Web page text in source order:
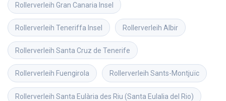
Rollerverleih Gran Canaria Insel
Rollerverleih Teneriffa Insel Rollerverleih Albir
Rollerverleih Santa Cruz de Tenerife
Rollerverleih Fuengirola Rollerverleih Sants-Montjuïc
Rollerverleih Santa Eulària des Riu (Santa Eulalia del Rio)